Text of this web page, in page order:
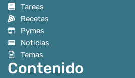
Tareas
Recetas
Pymes
Noticias
Temas
Contenido